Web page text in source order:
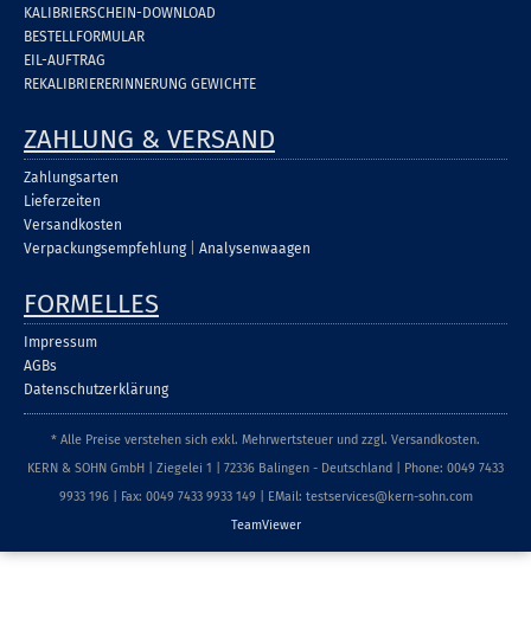
KALIBRIERSCHEIN-DOWNLOAD
BESTELLFORMULAR
EIL-AUFTRAG
REKALIBRIERERINNERUNG GEWICHTE
ZAHLUNG & VERSAND
Zahlungsarten
Lieferzeiten
Versandkosten
Verpackungsempfehlung
Analysenwaagen
FORMELLES
Impressum
AGBs
Datenschutzerklärung
* Alle Preise verstehen sich exkl. Mehrwertsteuer und zzgl. Versandkosten.
KERN & SOHN GmbH | Ziegelei 1 | 72336 Balingen - Deutschland | Phone: 0049 7433
9933 196 | Fax: 0049 7433 9933 149 | EMail: testservices@kern-sohn.com
TeamViewer